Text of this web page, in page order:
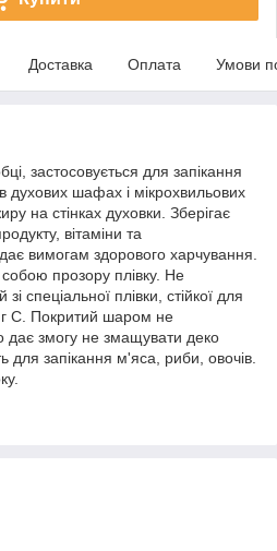
Доставка Оплата Умови
застосовується для запікання
духових шафах і мікрохвильових
на стінках духовки. Зберігає
вітаміни та
вимогам здорового харчування.
прозору плівку. Не
спеціальної плівки, стійкої для
г С. Покритий шаром не
змогу не змащувати деко
для запікання м'яса, риби, овочів.